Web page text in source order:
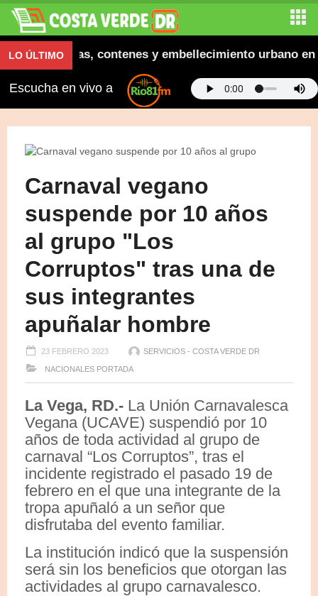
LO ÚLTIMO
aceras, contenes y embellecimiento urbano en El
Escucha en vivo a
Carnaval vegano
suspende por 10 años
al grupo "Los
Corruptos" tras una de
sus integrantes
apuñalar hombre
23 FEBRERO 2023 SERVICIOS - COSTA VERDE DR
NACIONALES PORTADA
La Vega, RD.- La Unión Carnavalesca
Vegana (UCAVE) suspendió por 10
años de toda actividad al grupo de
carnaval “Los Corruptos”, tras el
incidente registrado el pasado 19 de
febrero en el que una integrante de la
tropa apuñaló a un señor que
disfrutaba del evento familiar.
La institución indicó que la suspensión
será sin los beneficios que otorgan las
actividades al grupo carnavalesco.